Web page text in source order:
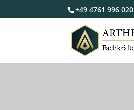
+49 4761 996 020